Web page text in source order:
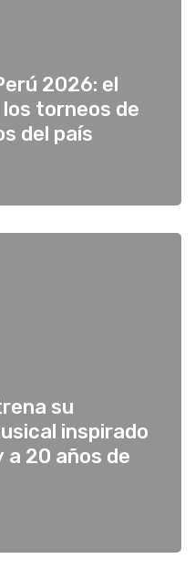
2026: el
torneos de
del país
su
inspirado
20 años de